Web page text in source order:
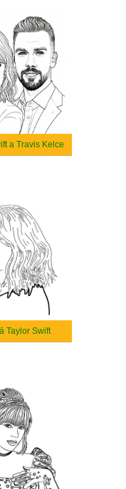
a Travis Kelce
Taylor Swift